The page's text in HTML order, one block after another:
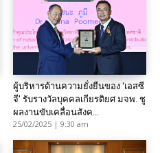
ผู้บริหารด้านความยั่งยืนของ ‘เอสซี
จี’ รับรางวัลบุคคลเกียรติยศ มจพ. ชู
ผลงานขับเคลื่อนสังค...
25/02/2025 | 9:30 am